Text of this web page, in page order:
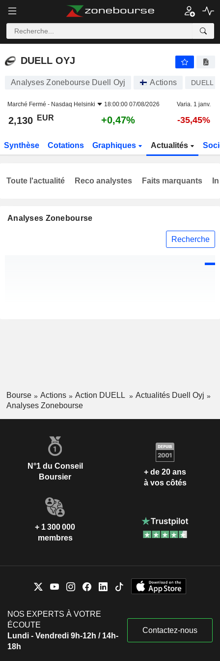
DUELL OYJ
DUELL OYJ
Analyses Zonebourse Duell Oyj Actions DUELL
Marché Fermé - Nasdaq Helsinki 18:00:00 07/08/2026 Varia. 1 janv.
2,130 EUR +0,47% -35,45%
Synthèse Cotations Graphiques Actualités
Analyses Zonebourse
Recherche
Toute l'actualité Reco analystes Faits marquants
Bourse Actions Action DUELL
Actualités Duell Oyj
Analyses Zonebourse
N°1 du Conseil
Boursier
+ de 20 ans
à vos côtés
+ 1 300 000
membres
NOS EXPERTS À VOTRE
ÉCOUTE
Lundi - Vendredi 9h-12h / 14h-
18h
Contactez-nous